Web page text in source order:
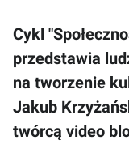
Cykl
przedstawia
na tworzenie
Jakub
twórcą video